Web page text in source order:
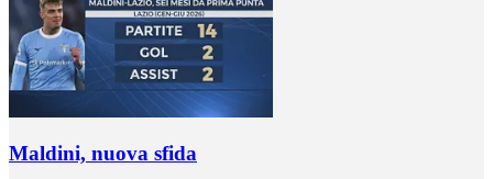
Maldini, nuova sfida